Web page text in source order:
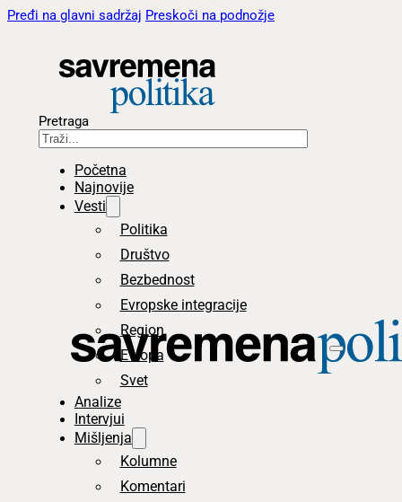
Pređi na glavni sadržaj Preskoči na podnožje
Pretraga
Početna
Najnovije
Vesti
Politika
Društvo
Bezbednost
Evropske integracije
Region
Evropa
Svet
Analize
Intervjui
Mišljenja
Kolumne
Komentari